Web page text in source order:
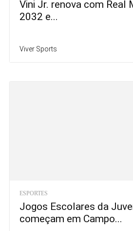
Vini Jr. renova com Real
2032 e...
Viver Sports
ESPORTES
Jogos Escolares da
começam em Campo...